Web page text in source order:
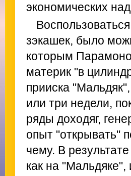
экономических
зэкашек, было
которым
материк "в
прииска
или три недели,
ряды доходяг,
опыт "открывать"
чему. В
как на